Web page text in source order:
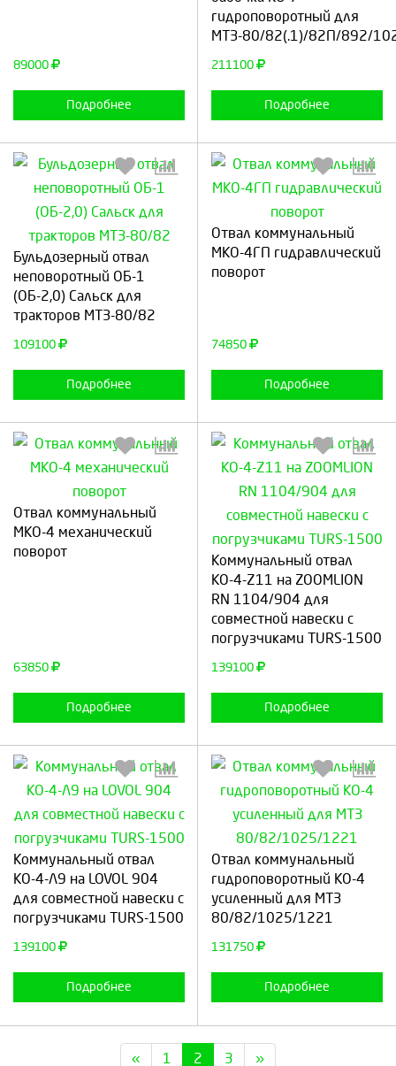
89000
Подробнее
гидроповоротный для
МТЗ-80/82(.1)/82П/892/
211100
Подробнее
Продолжить Отмена
Бульдозерный отвал
неповоротный ОБ-1
(ОБ-2,0) Сальск для
тракторов МТЗ-80/82
109100
Подробнее
Выберите количество:
Продолжить Отмена
Отвал коммунальный
МКО-4ГП гидравлический
поворот
74850
Подробнее
Выберите количество:
Отвал коммунальный
МКО-4 механический
поворот
63850
Подробнее
Выберите количество:
Коммунальный отвал
КО-4-Z11 на ZOOMLION
RN 1104/904 для
совместной навески с
погрузчиками TURS-1500
139100
Подробнее
Выберите количество:
Продолжить Отмена
Коммунальный отвал
КО-4-Л9 на LOVOL 904
для совместной навески с
погрузчиками TURS-1500
139100
Подробнее
Выберите количество:
Продолжить Отмена
Отвал коммунальный
гидроповоротный КО-4
усиленный для МТЗ
80/82/1025/1221
131750
Подробнее
Выберите количество:
Продолжить Отмена
« 1 2 3 »